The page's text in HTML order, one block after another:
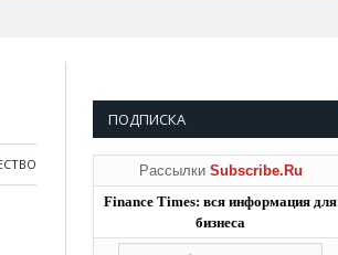
ПОДПИСКА
Рассылки Subscribe.Ru
Finance Times: вся информация для
бизнеса